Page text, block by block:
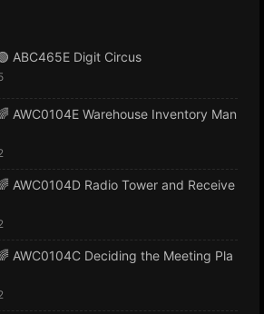
ABC465E Digit Circus
AWC0104E Warehouse Inventory Man
AWC0104D Radio Tower and Receive
AWC0104C Deciding the Meeting Pla